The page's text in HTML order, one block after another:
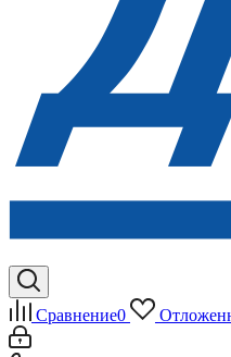
Сравнение0